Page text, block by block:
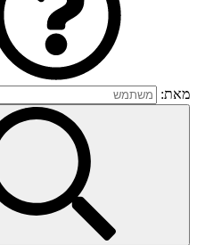
מאת: